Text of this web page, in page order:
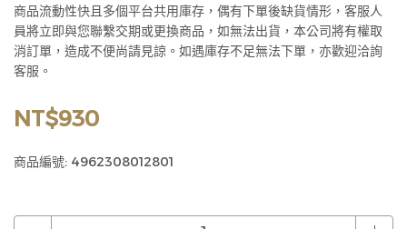
商品流動性快且多個平台共用庫存，偶有下單後缺貨情形，客服人
員將立即與您聯繫交期或更換商品，如無法出貨，本公司將有權取
消訂單，造成不便尚請見諒。如遇庫存不足無法下單，亦歡迎洽詢
客服。
NT$930
商品編號: 4962308012801